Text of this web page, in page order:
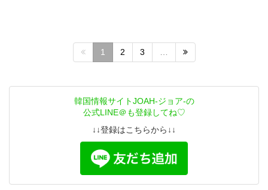
1 2 3
韓国情報サイトJOAH-ジョア-の
公式LINE＠も登録してね♡
↓↓登録はこちらから↓↓